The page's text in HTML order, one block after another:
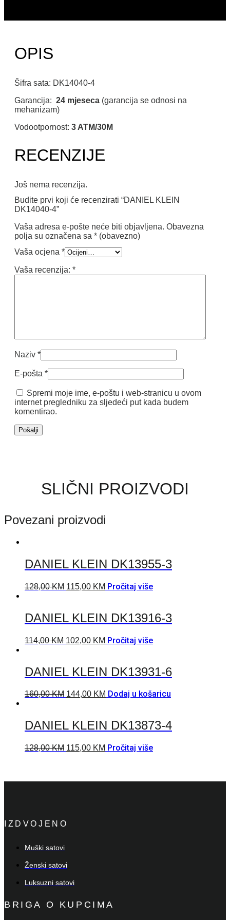
OPIS
Šifra sata: DK14040-4
Garancija: 24 mjeseca (garancija se odnosi na
mehanizam)
Vodootpornost: 3 ATM/30M
RECENZIJE
Još nema recenzija.
Budite prvi koji će recenzirati “DANIEL KLEIN
DK14040-4”
Vaša adresa e-pošte neće biti objavljena. Obavezna
polja su označena sa * (obavezno)
Vaša ocjena *
Vaša recenzija: *
Naziv *
E-pošta *
Spremi moje ime, e-poštu i web-stranicu u ovom
internet pregledniku za sljedeći put kada budem
komentirao.
SLIČNI PROIZVODI
Povezani proizvodi
DANIEL KLEIN DK13955-3
128,00KM 115,00 KM Pročitaj više
DANIEL KLEIN DK13916-3
114,00KM 102,00 KM Pročitaj više
DANIEL KLEIN DK13931-6
160,00KM 144,00 KM Dodaj u košaricu
DANIEL KLEIN DK13873-4
128,00KM 115,00 KM Pročitaj više
IZDVOJENO
Muški satovi
Ženski satovi
Luksuzni satovi
BRIGA O KUPCIMA